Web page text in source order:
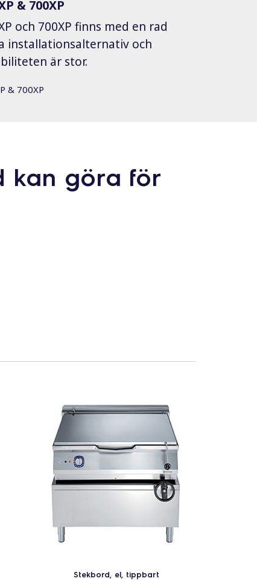
& 700XP
och 700XP finns med en rad
installationsalternativ och
är stor.
& 700XP
kan göra för
Stäng
Stekbord, el, tippbart